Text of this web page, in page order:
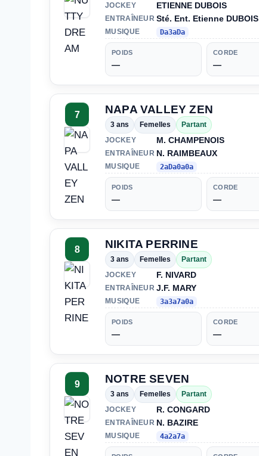
JOCKEY
ETIENNE DUBOIS
ENTRAÎNEUR Sté. Ent. Etienne DUBOIS
MUSIQUE Da3aDa
POIDS
—
CORDE
—
7 NAPA VALLEY ZEN
3 ans Femelles
Partant
JOCKEY
M. CHAMPENOIS
ENTRAÎNEUR N. RAIMBEAUX
MUSIQUE 2aDa0a0a
POIDS
—
CORDE
—
8 NIKITA PERRINE
3 ans Femelles
Partant
JOCKEY
F. NIVARD
ENTRAÎNEUR J.F. MARY
MUSIQUE 3a3a7a0a
POIDS
—
CORDE
—
9 NOTRE SEVEN
3 ans Femelles
Partant
JOCKEY
R. CONGARD
ENTRAÎNEUR N. BAZIRE
MUSIQUE 4a2a7a